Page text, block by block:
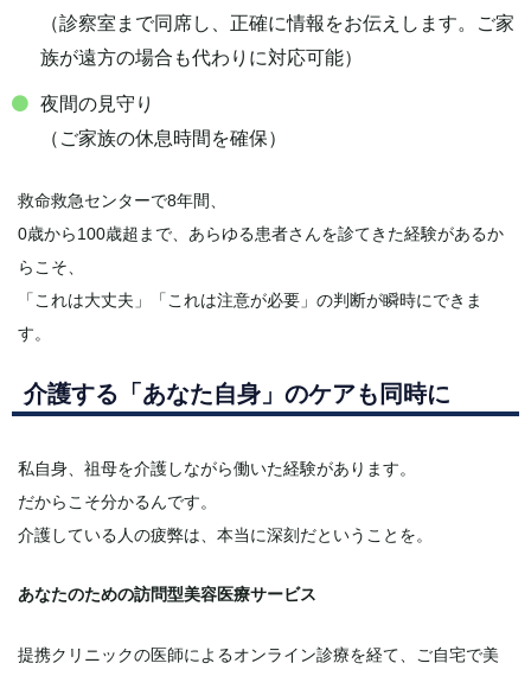
（診察室まで同席し、正確に情報をお伝えします。ご家
族が遠方の場合も代わりに対応可能）
夜間の見守り
（ご家族の休息時間を確保）
救命救急センターで8年間、
0歳から100歳超まで、あらゆる患者さんを診てきた経験があるか
らこそ、
「これは大丈夫」「これは注意が必要」の判断が瞬時にできま
す。
介護する「あなた自身」のケアも同時に
私自身、祖母を介護しながら働いた経験があります。
だからこそ分かるんです。
介護している人の疲弊は、本当に深刻だということを。
あなたのための訪問型美容医療サービス
提携クリニックの医師によるオンライン診療を経て、ご自宅で美